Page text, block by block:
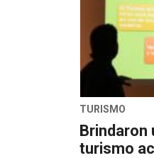
TURISMO
Brindaron
turismo